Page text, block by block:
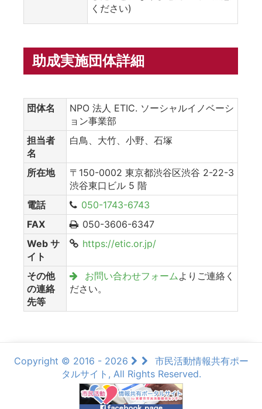
ください)
助成実施団体詳細
団体名
NPO 法人 ETIC. ソーシャルイノベーシ
ョン事業部
担当者
名
白鳥、大竹、小野、石塚
所在地
〒150-0002 東京都渋谷区渋谷 2-22-3
渋谷東口ビル 5 階
電話
050-1743-6743
FAX
050-3606-6347
Web サ
イト
https://etic.or.jp/
その他
の連絡
先等
お問い合わせフォーム よりご連絡く
ださい。
Copyright © 2016 - 2026
市民活動情報共有ポー
タルサイト, All Rights Reserved.